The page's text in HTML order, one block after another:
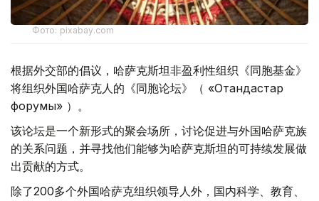
Фото: pixabay.com
根据外交部的倡议，哈萨克斯坦非盈利性组织《同胞基金》
将组织外国哈萨克人的《同胞论坛》（ «Отандастар
форумы» ）。
该论坛是一个新形式的聚会场所，讨论促进与外国哈萨克族
的关系问题，并寻找他们能够为哈萨克斯坦的可持续发展做
出贡献的方式。
除了200多个外国哈萨克组织领导人外，国内科学、教育、